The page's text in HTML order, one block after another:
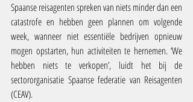
Spaanse reisagenten spreken van niets minder dan een
catastrofe en hebben geen plannen om volgende
week, wanneer niet essentiële bedrijven opnieuw
mogen opstarten, hun activiteiten te hernemen. ‘We
hebben niets te verkopen’, luidt het bij de
sectororganisatie Spaanse federatie van Reisagenten
(CEAV).